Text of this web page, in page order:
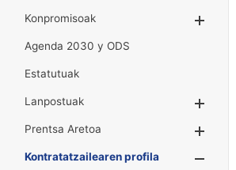
Konpromisoak
Agenda 2030 y ODS
Estatutuak
Lanpostuak
Prentsa Aretoa
Kontratatzailearen profila